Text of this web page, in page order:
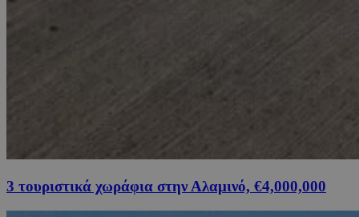
3 τουριστικά χωράφια στην Αλαμινό, €4,000,000